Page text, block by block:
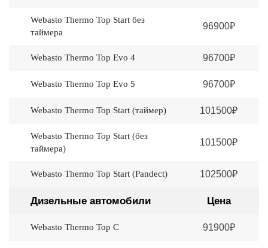
Webasto Thermo Top Start без
таймера
96900₽
Webasto Thermo Top Evo 4 96700₽
Webasto Thermo Top Evo 5 96700₽
Webasto Thermo Top Start (таймер) 101500₽
Webasto Thermo Top Start (без
таймера)
101500₽
Webasto Thermo Top Start (Pandеct) 102500₽
Дизельные автомобили Цена
Webasto Thermo Top C 91900₽